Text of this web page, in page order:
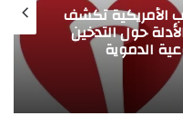
الأمريكية تكشف
حول التدخين
الدموية